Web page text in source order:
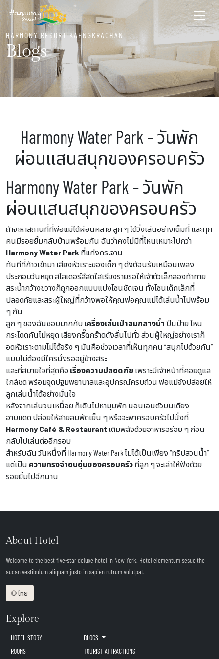
HARMONY RESORT KAENGKRACHAN
Blogs
Harmony Water Park – วันพัก
ผ่อนแสนสนุกของครอบครัว
Harmony Water Park – วันพัก
ผ่อนแสนสนุกของครอบครัว
ถ้าจะหาสถานที่ที่พ่อแม่ได้ผ่อนคลาย ลูก ๆ ได้วิ่งเล่นอย่างเต็มที่ และทุก
คนมีรอยยิ้มกลับบ้านพร้อมกัน ฉันว่าคงไม่มีที่ไหนเหมาะไปกว่า
Harmony Water Park ที่แก่งกระจาน
ทันทีที่ก้าวเข้ามา เสียงหัวเราะของเด็ก ๆ ดังต้อนรับเหมือนเพลง
ประกอบวันหยุด สไลเดอร์สีสดใสเรียงรายรอให้เจ้าตัวเล็กลองท้าทาย
สระน้ำกว้างขวางก็ถูกออกแบบแบ่งโซนชัดเจน ทั้งโซนเด็กเล็กที่
ปลอดภัยและสระผู้ใหญ่ที่กว้างพอให้คุณพ่อคุณแม่ได้เล่นน้ำไปพร้อม
ๆ กัน
ลูก ๆ ของฉันชอบมากกับ เครื่องเล่นเป่าลมกลางน้ำ ปีนป่าย โหน
กระโดดกันไม่หยุด เสียงกรี๊ดกร๊าดดังลั่นไปทั่ว ส่วนผู้ใหญ่อย่างเราก็
อดหัวเราะตามไม่ได้จริง ๆ มันคือช่วงเวลาที่เห็นทุกคน “สนุกไปด้วยกัน”
แบบไม่ต้องมีใครนั่งรออยู่ข้างสระ
และที่สบายใจที่สุดคือ เรื่องความปลอดภัย เพราะมีเจ้าหน้าที่คอยดูแล
ใกล้ชิด พร้อมจุดปฐมพยาบาลและอุปกรณ์ครบถ้วน พ่อแม่จึงปล่อยให้
ลูกเล่นน้ำได้อย่างมั่นใจ
หลังจากเล่นจนเหนื่อย ก็เดินไปหามุมพัก นอนเอนตัวบนเตียง
อาบแดด ปล่อยให้สายลมพัดเย็น ๆ หรือจะพาครอบครัวไปนั่งที่
Harmony Café & Restaurant เติมพลังด้วยอาหารอร่อย ๆ ก่อน
กลับไปเล่นต่ออีกรอบ
สำหรับฉัน วันหนึ่งที่ Harmony Water Park ไม่ได้เป็นเพียง “ทริปสวนน้ำ”
แต่เป็น ความทรงจำอบอุ่นของครอบครัว ที่ลูก ๆ จะเล่าให้ฟังด้วย
รอยยิ้มไปอีกนาน
About Hotel
Welcome to the best five-star deluxe hotel in New York. Hotel elementum sesue the
aucan vestibulum aliquam justo in sapien rutrum volutpat.
🌐 ไทย
Explore
HOTEL STORY
ROOMS
BLOGS
TOURIST ATTRACTIONS